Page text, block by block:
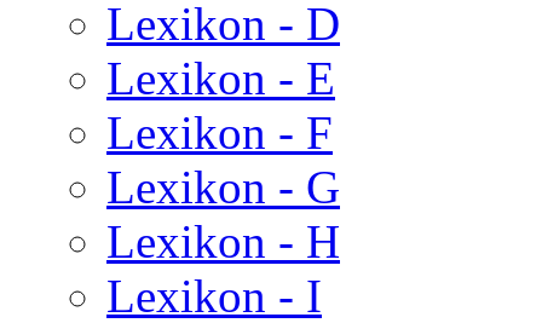
Lexikon - D
Lexikon - E
Lexikon - F
Lexikon - G
Lexikon - H
Lexikon - I